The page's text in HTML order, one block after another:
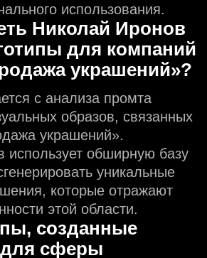
использования.
Николай Иронов
для компаний
украшений»?
с анализа промта
образов, связанных
украшений».
использует обширную базу
уникальные
которые отражают
этой области.
созданные
сферы